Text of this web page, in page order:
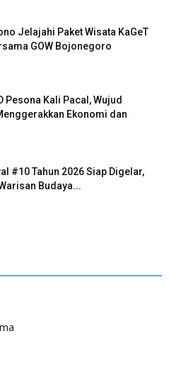
Jelajahi Paket Wisata KaGeT
GOW Bojonegoro
Pesona Kali Pacal, Wujud
Ekonomi dan
#10 Tahun 2026 Siap Digelar,
Budaya...